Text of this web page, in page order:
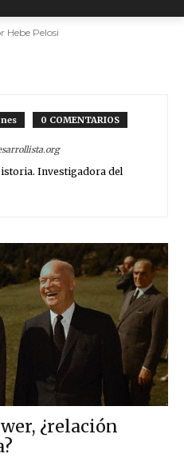
Hebe Pelosi
0 COMENTARIOS
Investigadora del
¿relación